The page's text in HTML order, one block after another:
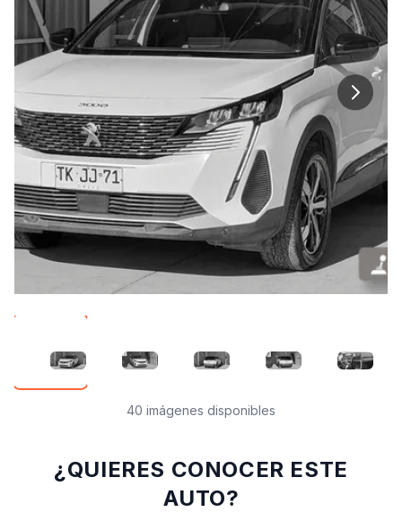
Imagen 1 Imagen 2 Imagen 3 Imagen 4 Imagen 5
40 imágenes disponibles
¿QUIERES CONOCER ESTE
AUTO?